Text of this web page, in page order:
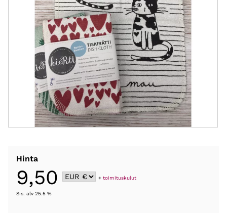
Hinta
9,50 +toimituskulut
Sis. alv 25.5 %